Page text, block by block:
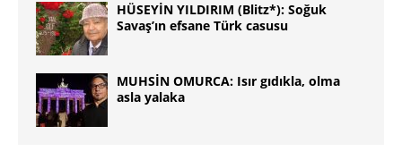
HÜSEYİN YILDIRIM (Blitz*): Soğuk
Savaş’ın efsane Türk casusu
MUHSİN OMURCA: Isır gıdıkla, olma
asla yalaka